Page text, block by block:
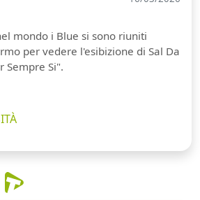
mondo i Blue si sono riuniti
per vedere l'esibizione di Sal Da
Sempre Si".